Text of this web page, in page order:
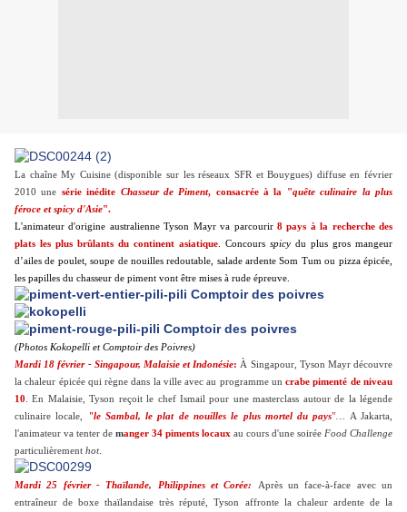
La chaîne My Cuisine (disponible sur les réseaux SFR et Bouygues) diffuse en février
2010 une série inédite Chasseur de Piment, consacrée à la "quête culinaire la plus
féroce et spicy d'Asie".
L'animateur d'origine australienne Tyson Mayr va parcourir 8 pays à la recherche des
plats les plus brûlants du continent asiatique . Concours spicy du plus gros mangeur
d’ailes de poulet, soupe de nouilles redoutable, salade ardente Som Tum ou pizza épicée,
les papilles du chasseur de piment vont être mises à rude épreuve.
(Photos Kokopelli et Comptoir des Poivres)
Mardi 18 février - Singapour, Malaisie et Indonésie: À Singapour, Tyson Mayr découvre
la chaleur épicée qui règne dans la ville avec au programme uncrabe pimenté de niveau
10 . En Malaisie, Tyson reçoit le chef Ismail pour une masterclass autour de la légende
culinaire locale,
"le Sambal, le plat de nouilles le plus mortel du pays" … A Jakarta,
l'animateur va tenter de manger 34 piments locaux au cours d'une soirée Food Challenge
particulièrement hot
Mardi 25 février - Thaïlande, Philippines et Corée:
Après un face-à-face avec un
entraîneur de boxe thaïlandaise très réputé, Tyson affronte la chaleur ardente de la